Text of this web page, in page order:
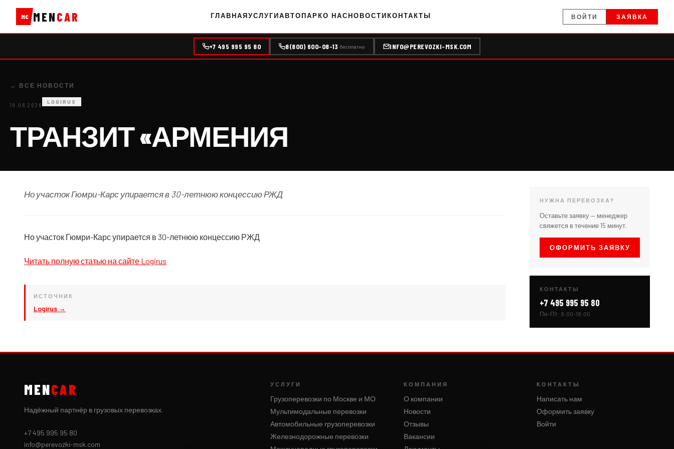
MC MENCAR ГЛАВНАЯУСЛУГИАВТОПАРКО НАСНОВОСТИКОНТАКТЫ ВОЙТИ ЗАЯВКА
+7 495 995 95 80 8(800) 600-08-13 бесплатно INFO@PEREVOZKI-MSK.COM
← ВСЕ НОВОСТИ
19.06.2026 LOGIRUS
ТРАНЗИТ «АРМЕНИЯ
Но участок Гюмри-Карс упирается в 30-летнюю концессию РЖД
Но участок Гюмри-Карс упирается в 30-летнюю концессию РЖД
Читать полную статью на сайте Logirus
ИСТОЧНИК
Logirus →
НУЖНА ПЕРЕВОЗКА?
Оставьте заявку — менеджер
свяжется в течение 15 минут.
ОФОРМИТЬ ЗАЯВКУ
КОНТАКТЫ
+7 495 995 95 80
Пн–Пт: 9:00–18:00
MENCAR
Надёжный партнёр в грузовых перевозках.
+7 495 995 95 80
info@perevozki-msk.com
УСЛУГИ
Грузоперевозки по Москве и МО
Мультимодальные перевозки
Автомобильные грузоперевозки
Железнодорожные перевозки
КОМПАНИЯ
О компании
Новости
Отзывы
Вакансии
КОНТАКТЫ
Написать нам
Оформить заявку
Войти